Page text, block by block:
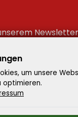
um unsere
optimieren.